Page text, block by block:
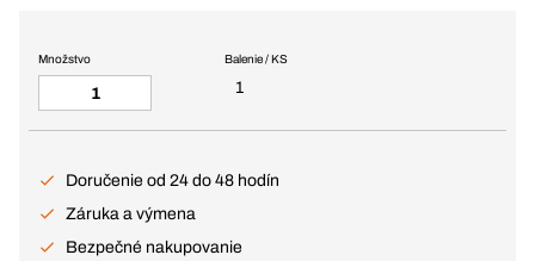
Balenie / KS
1
Množstvo
Doručenie od 24 do 48 hodín
Záruka a výmena
Bezpečné nakupovanie